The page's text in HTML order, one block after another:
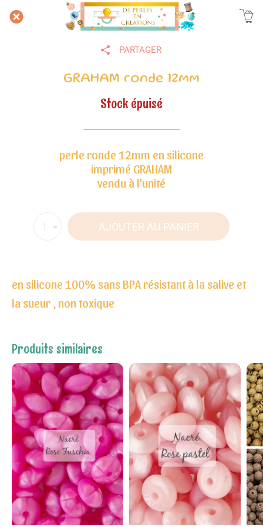
PARTAGER
GRAHAM ronde 12mm
Stock épuisé
perle ronde 12mm en silicone
imprimé GRAHAM
vendu à l'unité
AJOUTER AU PANIER
en silicone 100% sans BPA résistant à la salive et
la sueur , non toxique
Produits similaires